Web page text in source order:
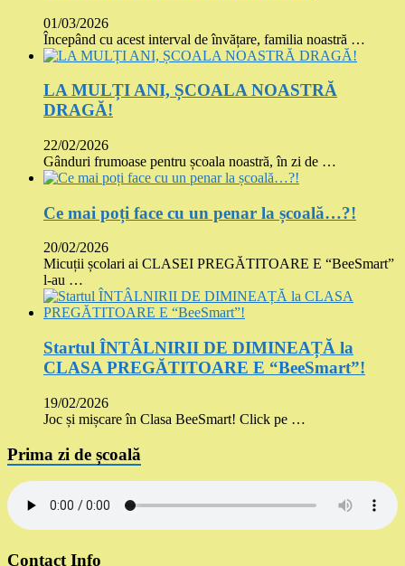
01/03/2026
Începând cu acest interval de învățare, familia noastră …
LA MULȚI ANI, ȘCOALA NOASTRĂ
DRAGĂ!
22/02/2026
Gânduri frumoase pentru școala noastră, în zi de …
Ce mai poți face cu un penar la școală…?!
20/02/2026
Micuții școlari ai CLASEI PREGĂTITOARE E “BeeSmart”
l-au …
Startul ÎNTÂLNIRII DE DIMINEAȚĂ la
CLASA PREGĂTITOARE E “BeeSmart”!
19/02/2026
Joc și mișcare în Clasa BeeSmart! Click pe …
Prima zi de școală
Contact Info